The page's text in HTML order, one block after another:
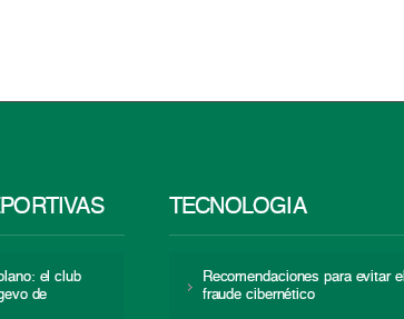
el club
de
TECNOLOGÍA
Recomendaciones para evitar el
fraude cibernético